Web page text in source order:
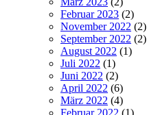
Februar 2023 (2)
November 2022 (2)
September 2022 (2)
August 2022 (1)
Juli 2022 (1)
Juni 2022 (2)
April 2022 (6)
März 2022 (4)